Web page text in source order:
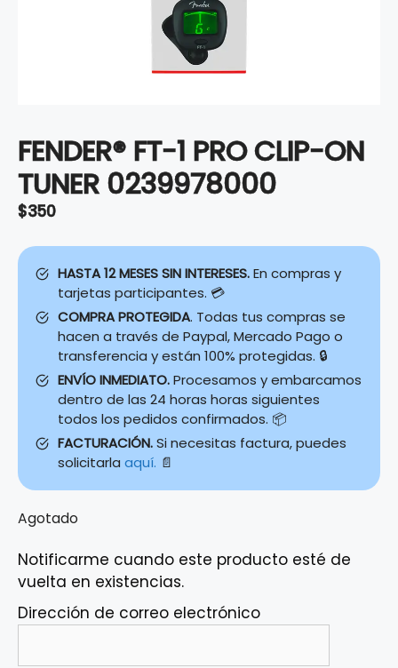
FENDER® FT-1 PRO CLIP-ON
TUNER 0239978000
$350
HASTA 12 MESES SIN INTERESES.En compras y
tarjetas participantes. 💳
COMPRA PROTEGIDA. Todas tus compras se
hacen a través de Paypal, Mercado Pago o
transferencia y están 100% protegidas. 🔒
ENVÍO INMEDIATO.Procesamos y embarcamos
dentro de las 24 horas horas siguientes
todos los pedidos confirmados. 📦
FACTURACIÓN.Si necesitas factura, puedes
solicitarla aquí. 📄
Agotado
Notificarme cuando este producto esté de
vuelta en existencias.
Dirección de correo electrónico